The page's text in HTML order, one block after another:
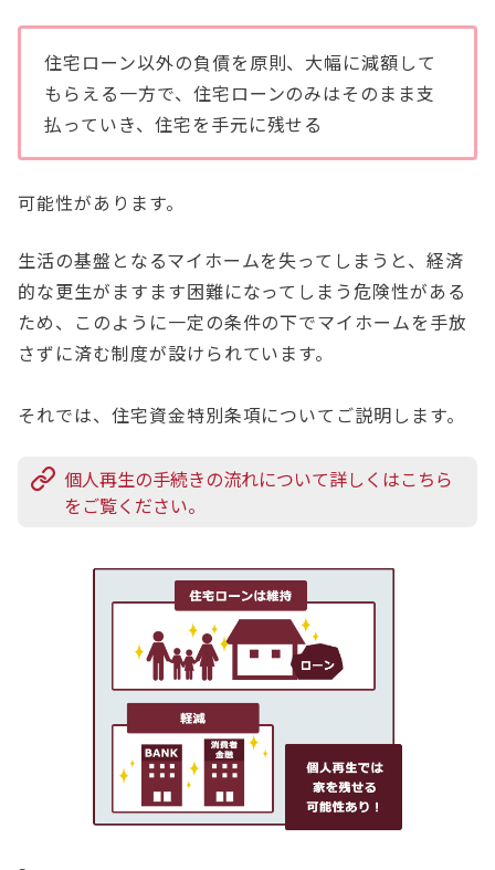
住宅ローン以外の負債を原則、大幅に減額して
もらえる一方で、住宅ローンのみはそのまま支
払っていき、住宅を手元に残せる
可能性があります。
生活の基盤となるマイホームを失ってしまうと、経済
的な更生がますます困難になってしまう危険性がある
ため、このように一定の条件の下でマイホームを手放
さずに済む制度が設けられています。
それでは、住宅資金特別条項についてご説明します。
個人再生の手続きの流れについて詳しくはこちら
をご覧ください。